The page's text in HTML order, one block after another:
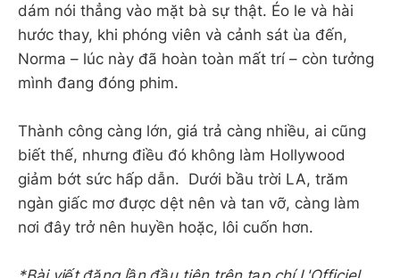
dám nói thẳng vào mặt bà sự thật. Éo le và hài
hước thay, khi phóng viên và cảnh sát ùa đến,
Norma – lúc này đã hoàn toàn mất trí – còn tưởng
mình đang đóng phim.
Thành công càng lớn, giá trả càng nhiều, ai cũng
biết thế, nhưng điều đó không làm Hollywood
giảm bớt sức hấp dẫn. Dưới bầu trời LA, trăm
ngàn giấc mơ được dệt nên và tan vỡ, càng làm
nơi đây trở nên huyền hoặc, lôi cuốn hơn.